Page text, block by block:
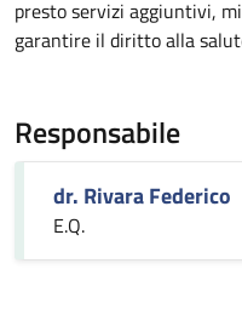
presto servizi aggiuntivi,
garantire il diritto alla
Responsabile
dr. Rivara Federico
E.Q.